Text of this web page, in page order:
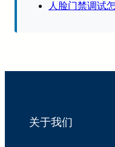
人脸门禁调试
关于我们